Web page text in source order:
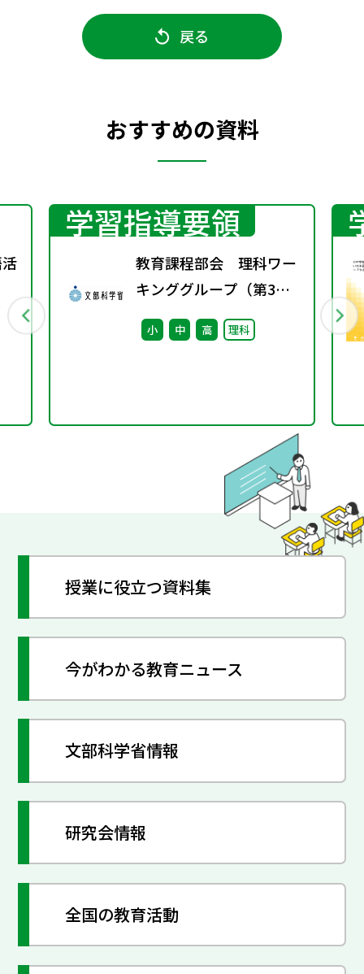
戻る
おすすめの資料
学習指導要領
教育課程部会 理科ワー
キンググループ（第3
回） 配付資料
小 中 高 理科
授業に役立つ資料集
今がわかる教育ニュース
文部科学省情報
研究会情報
全国の教育活動